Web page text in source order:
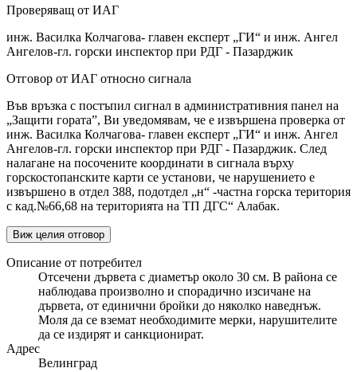
Проверяващ от ИАГ
инж. Василка Колчагова- главен експерт „ГИ“ и инж. Ангел
Ангелов-гл. горски инспектор при РДГ - Пазарджик
Отговор от ИАГ относно сигнала
Във връзка с постъпил сигнал в административния панел на
„Защити гората”, Ви уведомявам, че е извършена проверка от
инж. Василка Колчагова- главен експерт „ГИ“ и инж. Ангел
Ангелов-гл. горски инспектор при РДГ - Пазарджик. След
налагане на посочените координати в сигнала върху
горскостопанските карти се установи, че нарушението е
извършено в отдел 388, подотдел „н“ -частна горска територия
с кад.№66,68 на територията на ТП ДГС“ Алабак.
Виж целия отговор
Описание от потребител
Отсечени дървета с диаметър около 30 см. В района се
наблюдава произволно и спорадично изсичане на
дървета, от единични бройки до няколко наведнъж.
Моля да се вземат необходимите мерки, нарушителите
да се издирят и санкционират.
Адрес
Велинград